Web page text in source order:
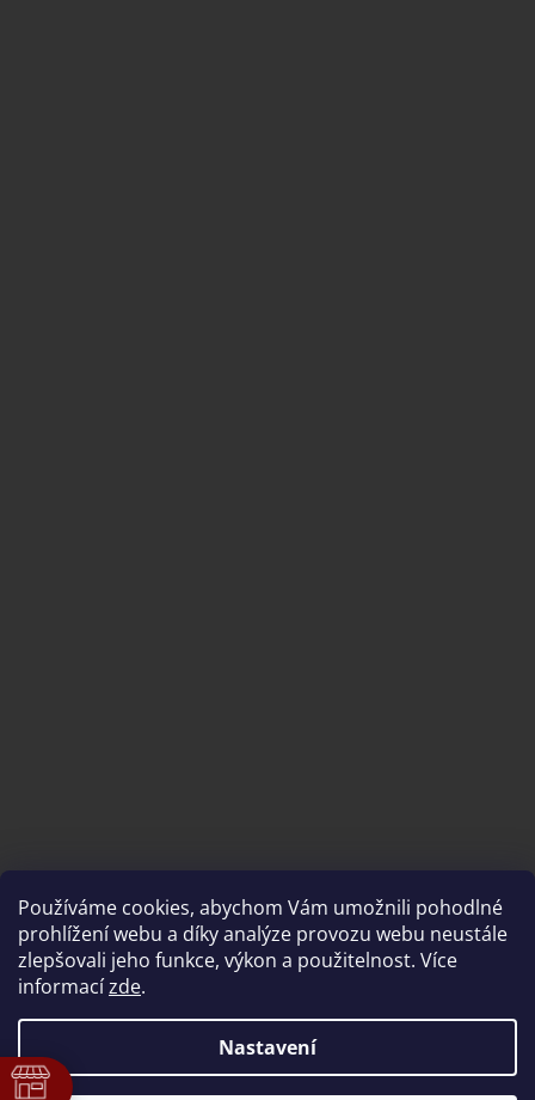
Používáme cookies, abychom Vám umožnili pohodlné
prohlížení webu a díky analýze provozu webu neustále
zlepšovali jeho funkce, výkon a použitelnost. Více
informacízde.
Nastavení
Vytvořil Shoptet